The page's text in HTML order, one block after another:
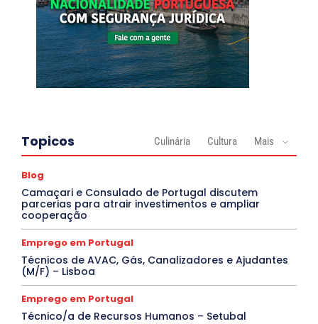
Topicos Culinária Cultura Mais
Blog
Camaçari e Consulado de Portugal discutem
parcerias para atrair investimentos e ampliar
cooperação
Emprego em Portugal
Técnicos de AVAC, Gás, Canalizadores e Ajudantes
(M/F) – Lisboa
Emprego em Portugal
Técnico/a de Recursos Humanos – Setubal